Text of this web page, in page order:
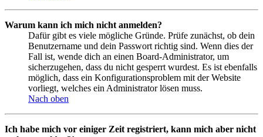
Warum kann ich mich nicht anmelden?
Dafür gibt es viele mögliche Gründe. Prüfe zunächst, ob dein
Benutzername und dein Passwort richtig sind. Wenn dies der
Fall ist, wende dich an einen Board-Administrator, um
sicherzugehen, dass du nicht gesperrt wurdest. Es ist ebenfalls
möglich, dass ein Konfigurationsproblem mit der Website
vorliegt, welches ein Administrator lösen muss.
Nach oben
Ich habe mich vor einiger Zeit registriert, kann mich aber nicht